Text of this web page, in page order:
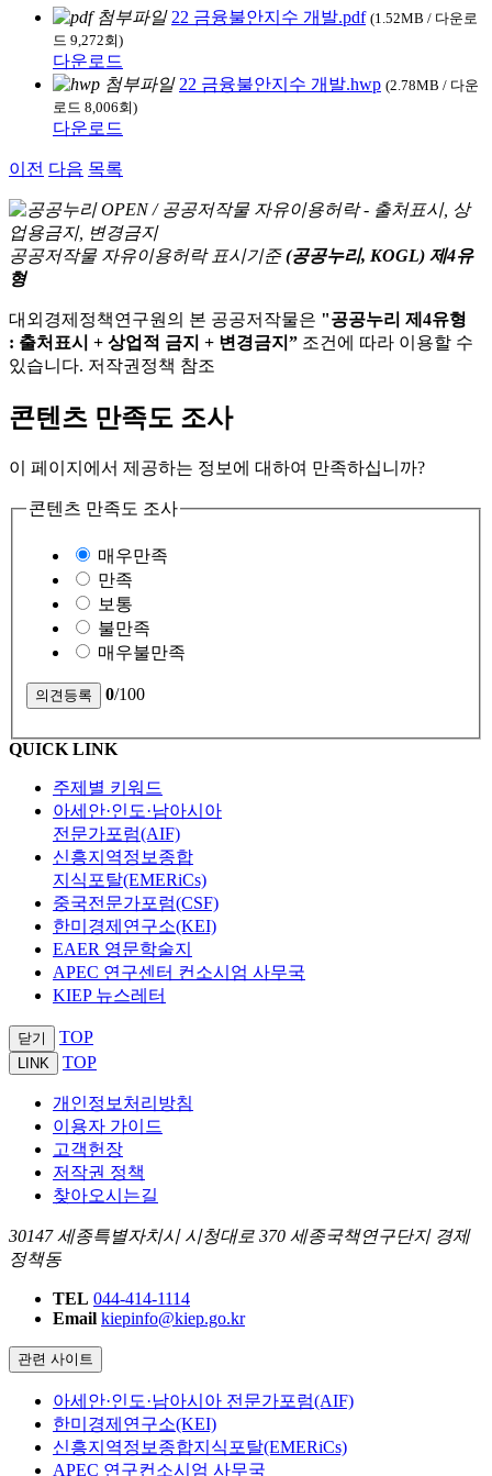
22 금융불안지수 개발.pdf (1.52MB / 다운로
드 9,272회)
다운로드
22 금융불안지수 개발.hwp (2.78MB / 다운
로드 8,006회)
다운로드
이전 다음 목록
공공저작물 자유이용허락 표시기준 (공공누리, KOGL) 제4유
형
대외경제정책연구원의 본 공공저작물은 "공공누리 제4유형
: 출처표시 + 상업적 금지 + 변경금지” 조건에 따라 이용할 수
있습니다. 저작권정책 참조
콘텐츠 만족도 조사
이 페이지에서 제공하는 정보에 대하여 만족하십니까?
콘텐츠 만족도 조사
매우만족
만족
보통
불만족
매우불만족
0/100
QUICK LINK
주제별 키워드
아세안·인도·남아시아
전문가포럼(AIF)
신흥지역정보종합
지식포탈(EMERiCs)
중국전문가포럼(CSF)
한미경제연구소(KEI)
EAER 영문학술지
APEC 연구센터 컨소시엄 사무국
KIEP 뉴스레터
닫기 TOP
LINK TOP
개인정보처리방침
이용자 가이드
고객헌장
저작권 정책
찾아오시는길
30147 세종특별자치시 시청대로 370 세종국책연구단지 경제
정책동
TEL 044-414-1114
Email kiepinfo@kiep.go.kr
관련 사이트
아세안·인도·남아시아 전문가포럼(AIF)
한미경제연구소(KEI)
신흥지역정보종합지식포탈(EMERiCs)
APEC 연구컨소시엄 사무국